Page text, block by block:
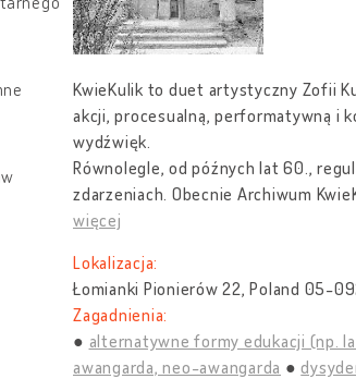
KwieKulik to duet artystyczny Zofii
akcji, procesualną, performatywną i
wydźwięk.
Równolegle, od późnych lat 60.,
zdarzeniach. Obecnie Archiwum
więcej
Lokalizacja:
Łomianki Pionierów 22, Poland 05-
Zagadnienia:
alternatywne formy edukacji (np.
awangarda, neo-awangarda